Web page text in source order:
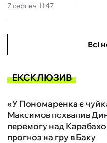
7 серпня 11:47
Всі
ЕКСКЛЮЗИВ
«У Пономаренка є
Максимов похвалив
перемогу над
прогноз на гру в Баку